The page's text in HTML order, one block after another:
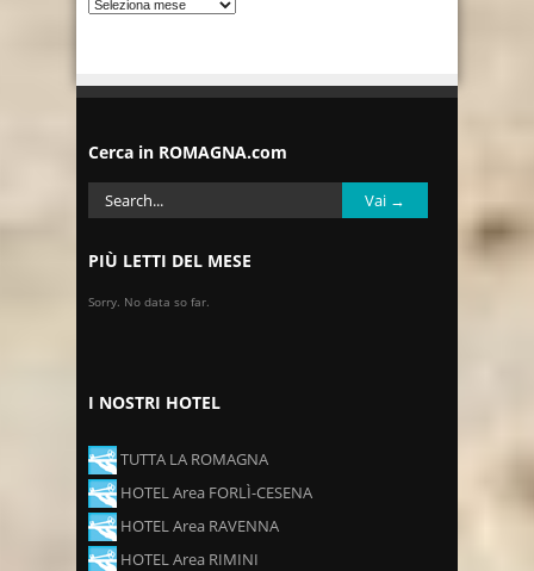
Cerca in ROMAGNA.com
PIÙ LETTI DEL MESE
Sorry. No data so far.
I NOSTRI HOTEL
TUTTA LA ROMAGNA
HOTEL Area FORLÌ-CESENA
HOTEL Area RAVENNA
HOTEL Area RIMINI